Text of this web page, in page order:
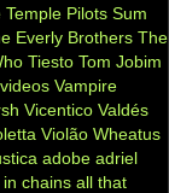
Temple Pilots Sum
Everly Brothers The
Tiesto Tom Jobim
Vampire
Vicentico Valdés
Violão Wheatus
adobe adriel
in chains all that